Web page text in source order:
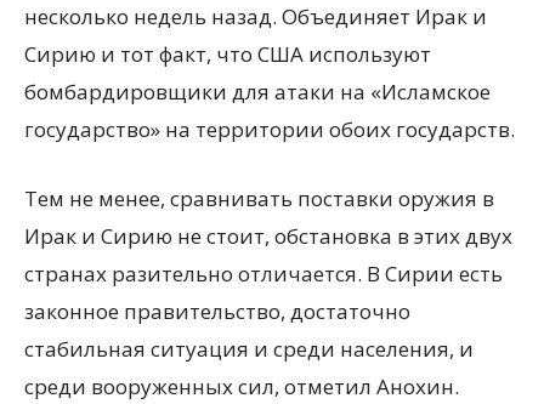
несколько недель назад. Объединяет Ирак и
Сирию и тот факт, что США используют
бомбардировщики для атаки на «Исламское
государство» на территории обоих государств.
Тем не менее, сравнивать поставки оружия в
Ирак и Сирию не стоит, обстановка в этих двух
странах разительно отличается. В Сирии есть
законное правительство, достаточно
стабильная ситуация и среди населения, и
среди вооруженных сил, отметил Анохин.